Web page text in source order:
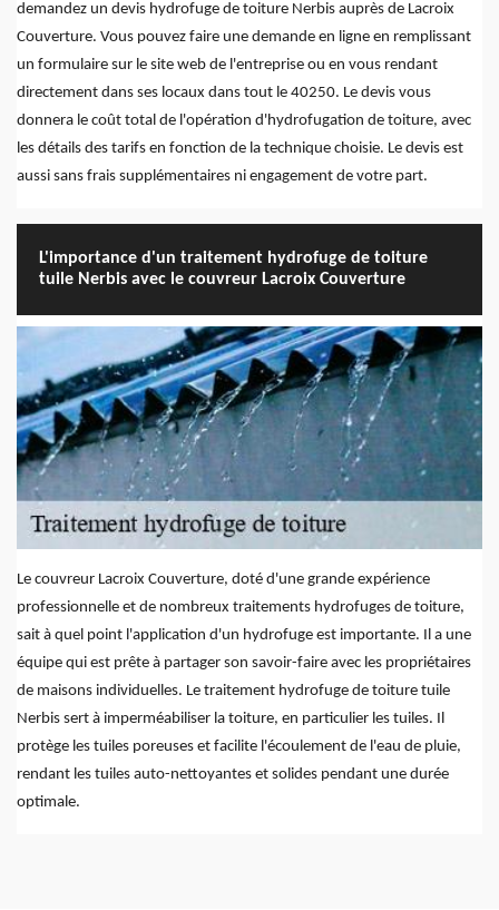
demandez un devis hydrofuge de toiture Nerbis auprès de Lacroix
Couverture. Vous pouvez faire une demande en ligne en remplissant
un formulaire sur le site web de l'entreprise ou en vous rendant
directement dans ses locaux dans tout le 40250. Le devis vous
donnera le coût total de l'opération d'hydrofugation de toiture, avec
les détails des tarifs en fonction de la technique choisie. Le devis est
aussi sans frais supplémentaires ni engagement de votre part.
L'importance d'un traitement hydrofuge de toiture
tuile Nerbis avec le couvreur Lacroix Couverture
Le couvreur Lacroix Couverture, doté d'une grande expérience
professionnelle et de nombreux traitements hydrofuges de toiture,
sait à quel point l'application d'un hydrofuge est importante. Il a une
équipe qui est prête à partager son savoir-faire avec les propriétaires
de maisons individuelles. Le traitement hydrofuge de toiture tuile
Nerbis sert à imperméabiliser la toiture, en particulier les tuiles. Il
protège les tuiles poreuses et facilite l'écoulement de l'eau de pluie,
rendant les tuiles auto-nettoyantes et solides pendant une durée
optimale.